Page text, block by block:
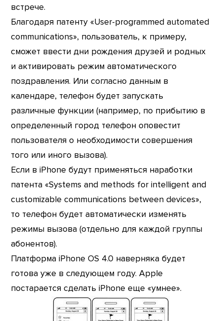
встрече.
Благодаря патенту «User-programmed automated
communications», пользователь, к примеру,
сможет ввести дни рождения друзей и родных
и активировать режим автоматического
поздравления. Или согласно данным в
календаре, телефон будет запускать
различные функции (например, по прибытию в
определенный город телефон оповестит
пользователя о необходимости совершения
того или иного вызова).
Если в iPhone будут применяться наработки
патента «Systems and methods for intelligent and
customizable communications between devices»,
то телефон будет автоматически изменять
режимы вызова (отдельно для каждой группы
абонентов).
Платформа iPhone OS 4.0 наверняка будет
готова уже в следующем году. Apple
постарается сделать iPhone еще «умнее».